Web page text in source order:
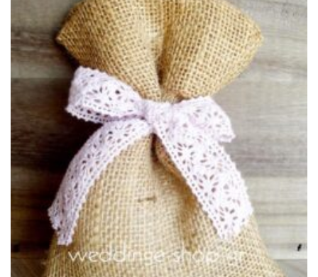
Πρόσθήκη
στην λίστα